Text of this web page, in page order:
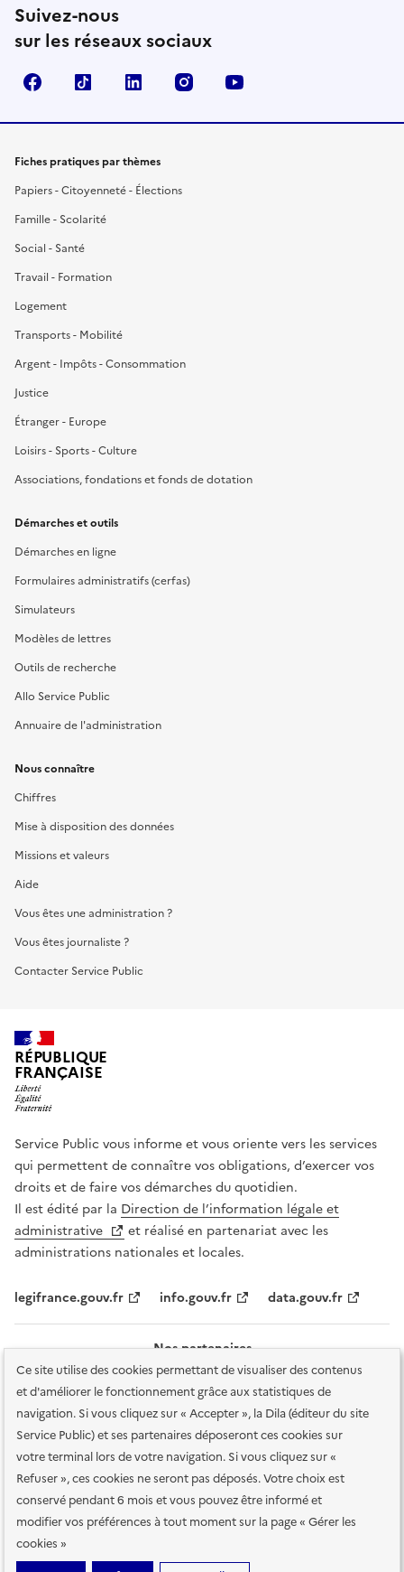
Ce site utilise des cookies permettant de visualiser des contenus
et d'améliorer le fonctionnement grâce aux statistiques de
navigation. Si vous cliquez sur « Accepter », la Dila (éditeur du site
Service Public) et ses partenaires déposeront ces cookies sur
votre terminal lors de votre navigation. Si vous cliquez sur «
Refuser », ces cookies ne seront pas déposés. Votre choix est
conservé pendant 6 mois et vous pouvez être informé et
modifier vos préférences à tout moment sur la page « Gérer les
cookies »
Suivez-nous
sur les réseaux sociaux
FacebookTikTok LinkedIn Instagram
Fiches pratiques par thèmes
Papiers - Citoyenneté - Élections
Famille - Scolarité
Social - Santé
Travail - Formation
Logement
Transports - Mobilité
Argent - Impôts - Consommation
Justice
Étranger - Europe
Loisirs - Sports - Culture
Associations, fondations et fonds de dotation
Démarches et outils
Démarches en ligne
Formulaires administratifs (cerfas)
Simulateurs
Modèles de lettres
Outils de recherche
Allo Service Public
Annuaire de l'administration
Nous connaître
Chiffres
Mise à disposition des données
Missions et valeurs
Aide
Vous êtes une administration ?
Vous êtes journaliste ?
Contacter Service Public
RÉPUBLIQUE
FRANÇAISE
Service Public vous informe et vous oriente vers les services
qui permettent de connaître vos obligations, d’exercer vos
droits et de faire vos démarches du quotidien.
Il est édité par la Direction de l’information légale et
administrative
et réalisé en partenariat avec les
administrations nationales et locales.
legifrance.gouv.fr info.gouv.fr data.gouv.fr
Nos partenaires
Plan du site Accessibilité : totalement conforme
Accessibilité des
services en ligne Mentions légales Données personnelles et sécurité
Conditions générales d'utilisation Gestion des cookies
Sauf mention contraire, tous les contenus de ce site sont sous